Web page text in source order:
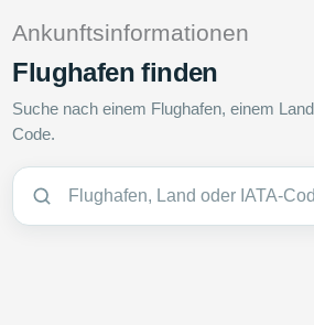
Ankunftsinformationen
Flughafen finden
Suche nach einem Flughafen, einem
Code.